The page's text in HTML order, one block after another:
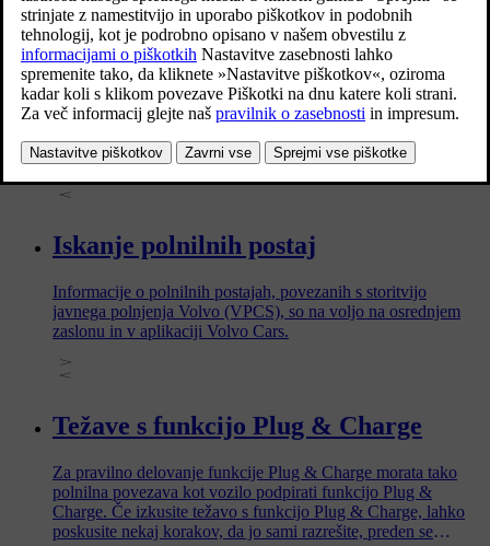
Sprememba ali odstranitev potrdila o
pogodbi za storitev Plug & Charge
Nameščeno potrdilo o pogodbi za storitev Plug & Charge
lahko upravljate na osrednjem zaslonu vozila in v aplikaciji
Charge, želite podpisati pogodbo z novim ponudnikom
storitev e-mobilnosti ali prodati svoje vozilo.
Iskanje polnilnih postaj
Informacije o polnilnih postajah, povezanih s storitvijo
javnega polnjenja Volvo (VPCS), so na voljo na osrednjem
zaslonu in v aplikaciji Volvo Cars.
Težave s funkcijo Plug & Charge
Za pravilno delovanje funkcije Plug & Charge morata tako
polnilna povezava kot vozilo podpirati funkcijo Plug &
Charge. Če izkusite težavo s funkcijo Plug & Charge, lahko
poskusite nekaj korakov, da jo sami razrešite, preden se